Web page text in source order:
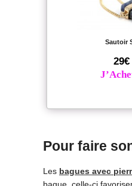
Sautoir
29€
Pour faire
Les bagues avec
bague, celle-ci